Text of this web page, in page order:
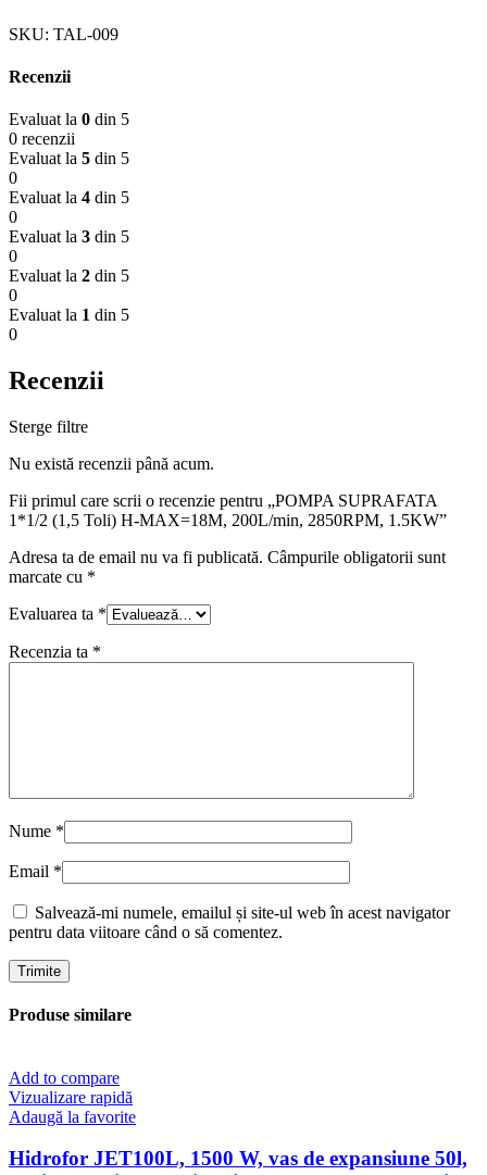
SKU: TAL-009
Recenzii
Evaluat la 0 din 5
0 recenzii
Evaluat la 5 din 5
0
Evaluat la 4 din 5
0
Evaluat la 3 din 5
0
Evaluat la 2 din 5
0
Evaluat la 1 din 5
0
Recenzii
Sterge filtre
Nu există recenzii până acum.
Fii primul care scrii o recenzie pentru „POMPA SUPRAFATA
1*1/2 (1,5 Toli) H-MAX=18M, 200L/min, 2850RPM, 1.5KW”
Adresa ta de email nu va fi publicată. Câmpurile obligatorii sunt
marcate cu *
Evaluarea ta *
Recenzia ta *
Nume *
Email *
Salvează-mi numele, emailul și site-ul web în acest navigator
pentru data viitoare când o să comentez.
Produse similare
Add to compare
Vizualizare rapidă
Adaugă la favorite
Hidrofor JET100L, 1500 W, vas de expansiune 50l,